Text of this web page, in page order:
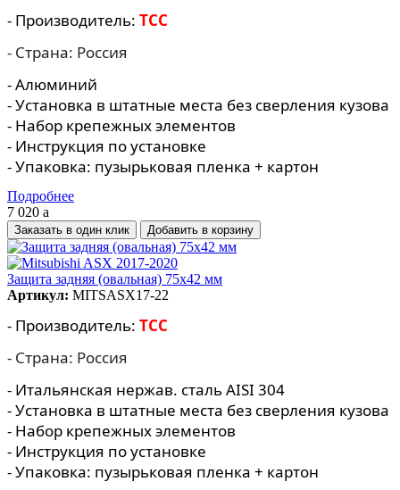
- Производитель: TCC
- Страна: Россия
- Алюминий
- Установка в штатные места без сверления кузова
- Набор крепежных элементов
- Инструкция по установке
- Упаковка: пузырьковая пленка + картон
Подробнее
7 020 a
Заказать в один клик
Защита задняя (овальная) 75х42 мм
Артикул: MITSASX17-22
- Производитель: TCC
- Страна: Россия
- Итальянская нержав. сталь AISI 304
- Установка в штатные места без сверления кузова
- Набор крепежных элементов
- Инструкция по установке
- Упаковка: пузырьковая пленка + картон